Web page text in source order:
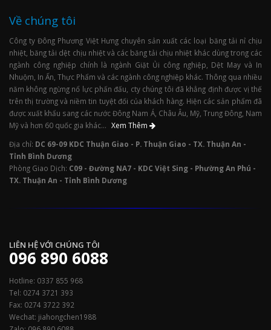
Về chúng tôi
Công ty Đông Phương Việt Hưng chuyên sản xuất các loại băng tải nỉ chịu
nhiệt, băng tải dệt chịu nhiệt và các băng tải chịu nhiệt khác dùng trong các
ngành công nghiệp chính là ngành Giặt Ủi công nghiệp, Dệt May và In
Nhuộm, In Ấn, Thực Phẩm và các ngành công nghiệp khác. Thông qua nhiều
năm không ngừng nổ lực phấn đấu, cty chúng tôi đã khẳng định được vị thế
trên thị trường và niềm tin tuyệt đối của khách hàng. Hiện các sản phẩm đã
được xuất khẩu sang các nước Đông Nam Á, Châu Âu, Mỹ, Trung Đông, Nam
Mỹ và hơn 60 quốc gia khác... Xem Thêm
Địa chỉ: DC 69-09 KDC Thuận Giao - P. Thuận Giao - TX. Thuận An -
Tỉnh Bình Dương
Phòng Giao Dịch: C09 - Đường NA7 - KDC Việt Sing - Phường An Phú -
TX. Thuận An - Tỉnh Bình Dương
LIÊN HỆ VỚI CHÚNG TÔI
096 890 6088
Hotline: 0337 855 968
Tel: 0274 3721 393
Fax: 0274 3722 392
Wechat: jiahongchen1988